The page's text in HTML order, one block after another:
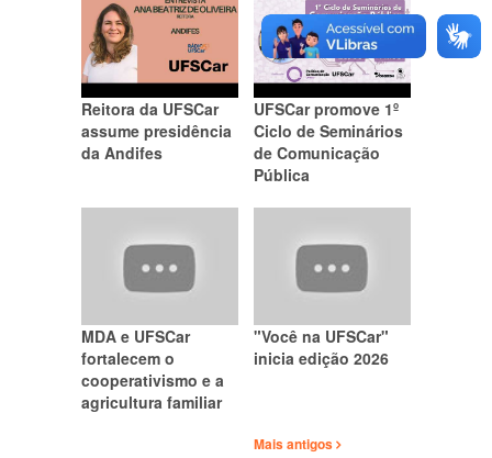
Reitora da UFSCar
assume presidência
da Andifes
UFSCar promove 1º
Ciclo de Seminários
de Comunicação
Pública
MDA e UFSCar
fortalecem o
cooperativismo e a
agricultura familiar
"Você na UFSCar"
inicia edição 2026
Mais antigos